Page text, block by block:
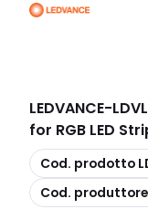
LEDVANCE-
for RGB LED
copia
Cod. prodotto
copia
Cod. produttore